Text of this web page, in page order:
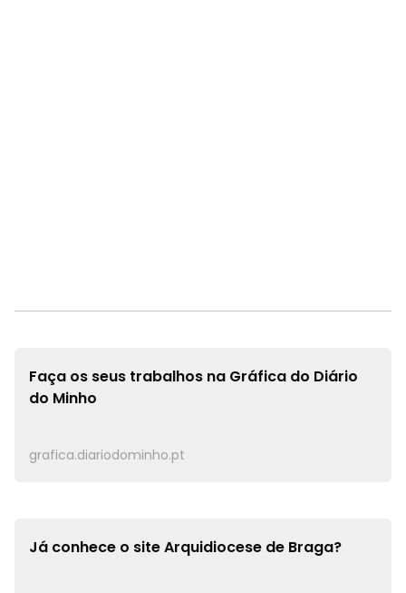
Faça os seus trabalhos na Gráfica do Diário
do Minho
grafica.diariodominho.pt
Já conhece o siteArquidiocese de Braga?